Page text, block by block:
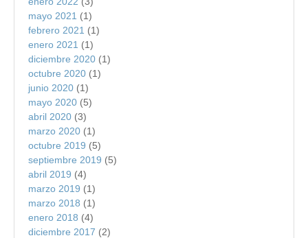
mayo 2021 (1)
febrero 2021 (1)
enero 2021 (1)
diciembre 2020 (1)
octubre 2020 (1)
junio 2020 (1)
mayo 2020 (5)
abril 2020 (3)
marzo 2020 (1)
octubre 2019 (5)
septiembre 2019 (5)
abril 2019 (4)
marzo 2019 (1)
marzo 2018 (1)
enero 2018 (4)
diciembre 2017 (2)